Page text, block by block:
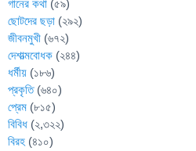
গানের কথা (৫৯)
ছোটদের ছড়া (২৯২)
জীবনমুখী (৬৭২)
দেশাত্মবোধক (২৪৪)
ধর্মীয় (১৮৬)
প্রকৃতি(৬৪০)
প্রেম (৮১৫)
বিবিধ (২,৩২২)
বিরহ (৪১০)